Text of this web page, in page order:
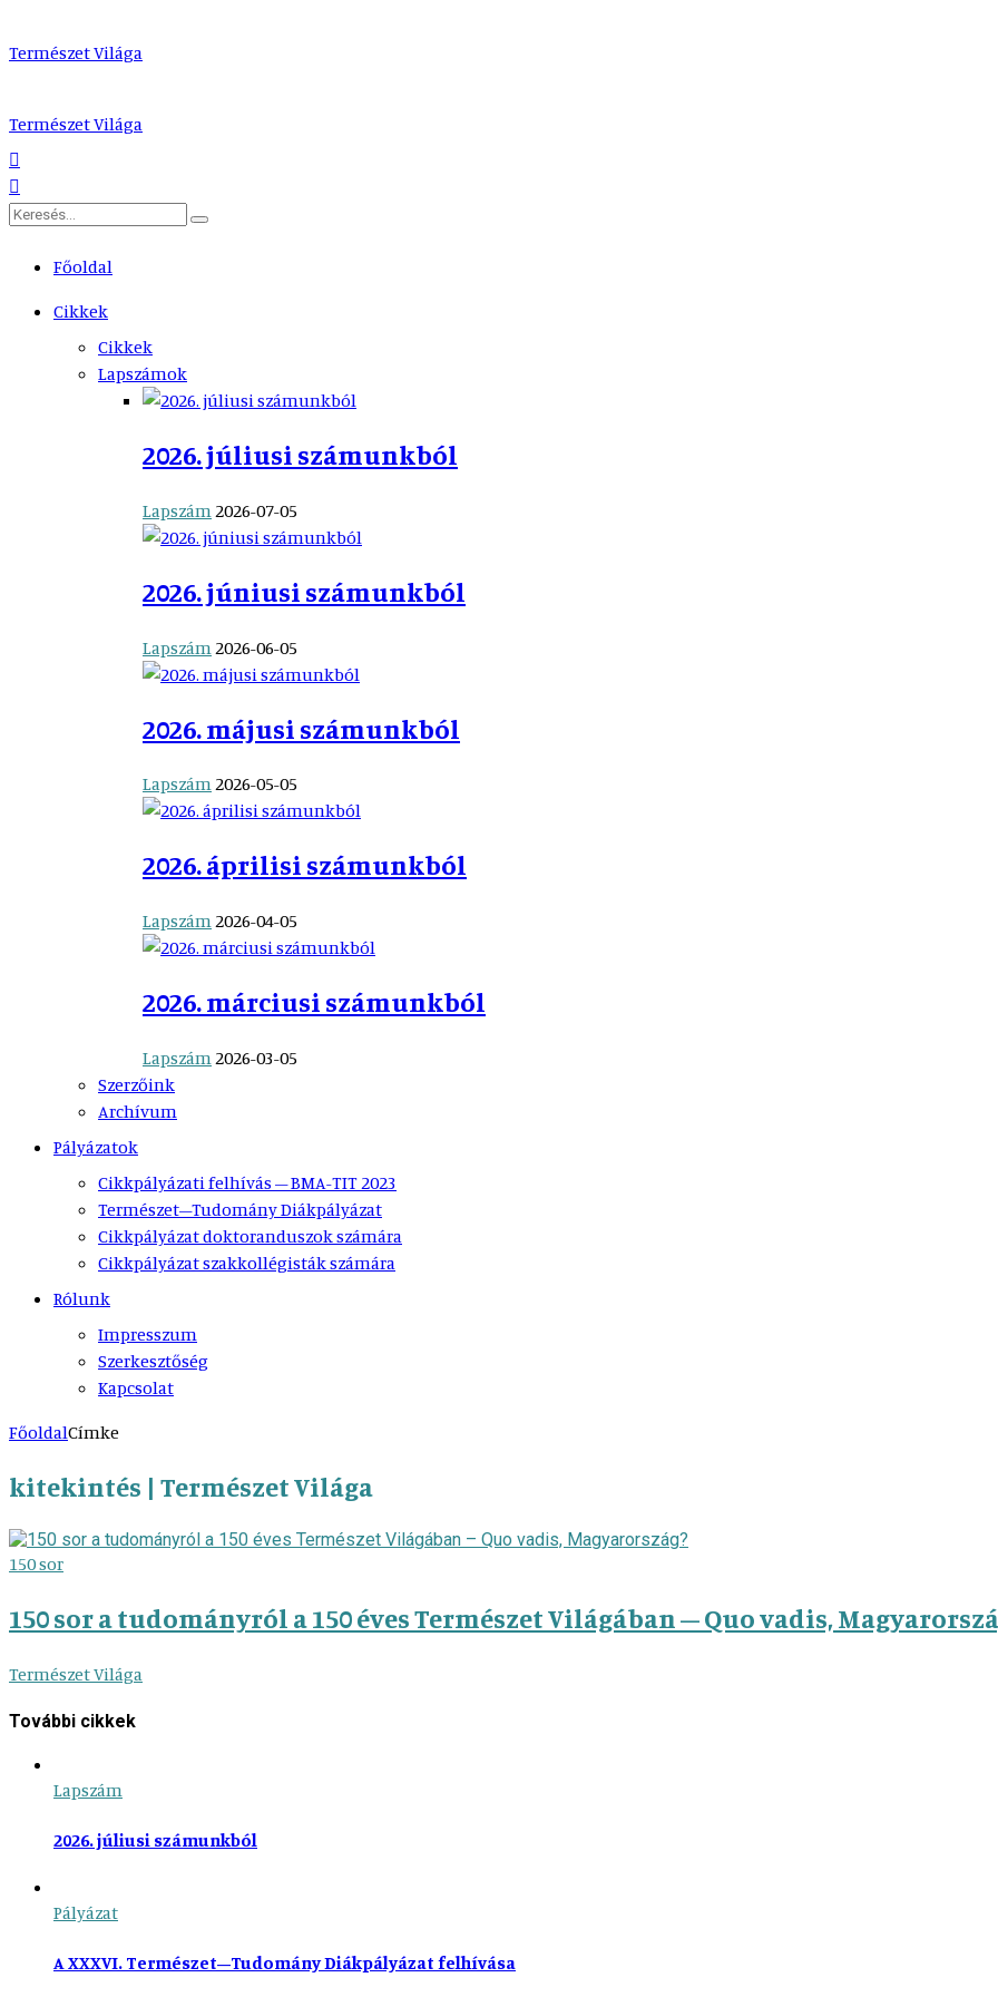
Természet Világa
Természet Világa
Főoldal
Cikkek
Cikkek
Lapszámok
2026. júliusi számunkból
Lapszám 2026-07-05
2026. júniusi számunkból
Lapszám 2026-06-05
2026. májusi számunkból
Lapszám2026-05-05
2026. áprilisi számunkból
Lapszám2026-04-05
2026. márciusi számunkból
Lapszám2026-03-05
Szerzőink
Archívum
Pályázatok
Cikkpályázati felhívás – BMA-TIT 2023
Természet–Tudomány Diákpályázat
Cikkpályázat doktoranduszok számára
Cikkpályázat szakkollégisták számára
Rólunk
Impresszum
Szerkesztőség
Kapcsolat
FőoldalCímke
kitekintés | Természet Világa
150 sor
150 sor a tudományról a 150 éves Természet Világában – Quo vadis,
Természet Világa
További cikkek
Lapszám
2026. júliusi számunkból
Pályázat
A XXXVI. Természet–Tudomány Diákpályázat felhívása